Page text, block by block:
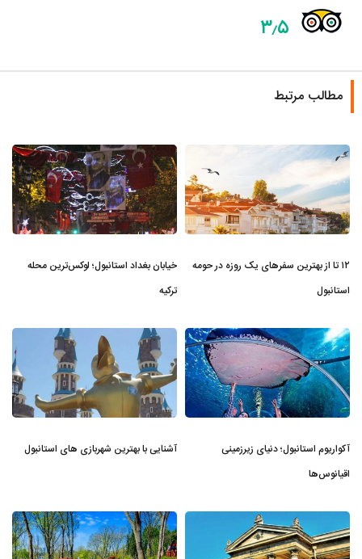
۳٫۵
مطالب مرتبط
۱۲ تا از بهترین سفرهای یک روزه در حومه
استانبول
خیابان بغداد استانبول؛ لوکس‌ترین محله
ترکیه
آکواریوم استانبول؛ دنیای زیرزمینی
اقیانوس‌ها
آشنایی با بهترین شهربازی های استانبول